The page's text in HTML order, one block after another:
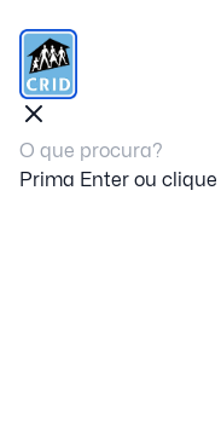
Prima Enter ou